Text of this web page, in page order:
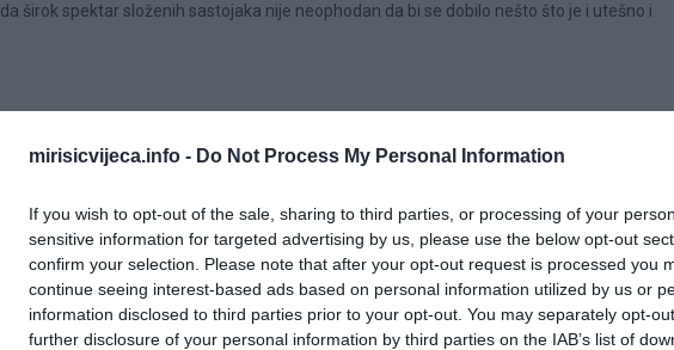
mirisicvijeca.info - Do Not Process My Personal Information
If you wish to opt-out of the sale, sharing to third parties, or processing of your
sensitive information for targeted advertising by us, please use the below opt-out
confirm your selection. Please note that after your opt-out request is processed you
continue seeing interest-based ads based on personal information utilized by us or
information disclosed to third parties prior to your opt-out. You may separately opt-
further disclosure of your personal information by third parties on the IAB’s list of
širok spektar složenih sastojaka nije neophodan da bi se dobilo nešto što je i utešno i